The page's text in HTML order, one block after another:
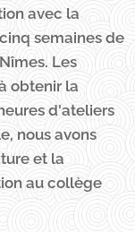
avec la
semaines de
Les
obtenir la
d'ateliers
nous avons
et la
au collège